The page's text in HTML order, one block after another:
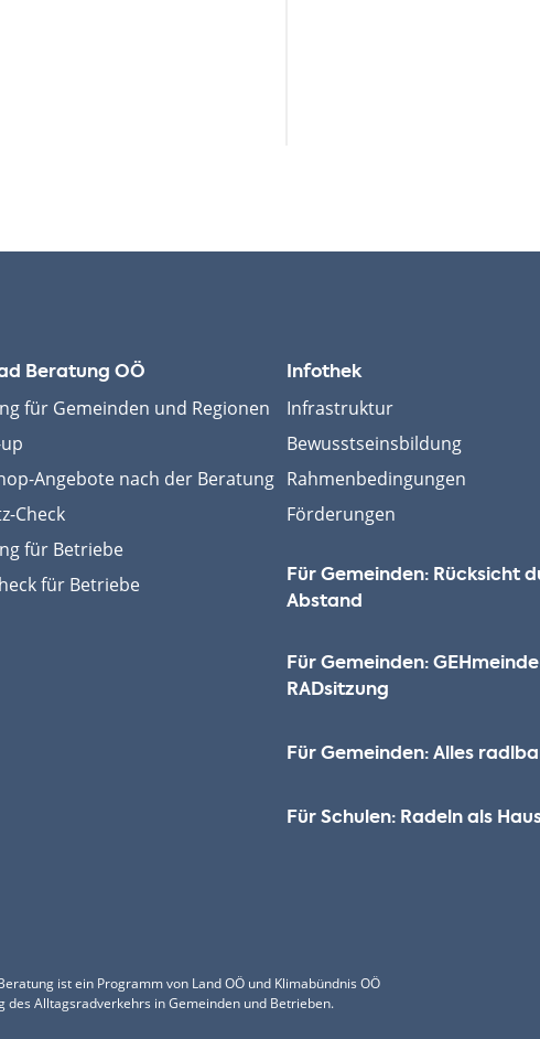
Beratung OÖ
für Gemeinden und Regionen
Angebote nach der Beratung
Check
für Betriebe
für Betriebe
Infothek
Infrastruktur
Bewusstseinsbildung
Rahmenbedingungen
Förderungen
Für Gemeinden: Rücksicht
Abstand
Für Gemeinden:
RADsitzung
Für Gemeinden: Alles
Für Schulen: Radeln als
ist ein Programm von Land OÖ und Klimabündnis OÖ
des Alltagsradverkehrs in Gemeinden und Betrieben.